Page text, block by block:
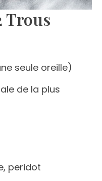
Trous
seule oreille)
de la plus
peridot